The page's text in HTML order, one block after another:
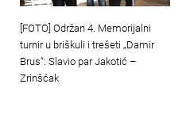
[FOTO] Održan 4. Memorijalni
turnir u briškuli i trešeti „Damir
Brus“: Slavio par Jakotić –
Zrinšćak